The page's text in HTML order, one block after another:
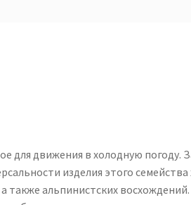
для движения в холодную погоду.
изделия этого
также альпинистских